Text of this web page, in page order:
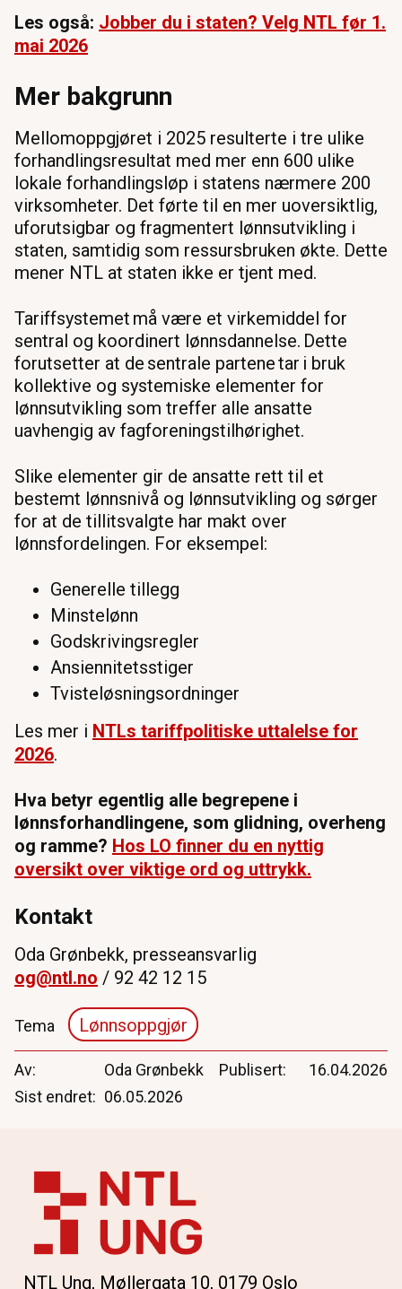
Les også: Jobber du i staten? Velg NTL før 1.
mai 2026
Mer bakgrunn
Mellomoppgjøret i 2025 resulterte i tre ulike
forhandlingsresultat med mer enn 600 ulike
lokale forhandlingsløp i statens nærmere 200
virksomheter. Det førte til en mer uoversiktlig,
uforutsigbar og fragmentert lønnsutvikling i
staten, samtidig som ressursbruken økte. Dette
mener NTL at staten ikke er tjent med.
Tariffsystemet må være et virkemiddel for
sentral og koordinert lønnsdannelse. Dette
forutsetter at de sentrale partene tar i bruk
kollektive og systemiske elementer for
lønnsutvikling som treffer alle ansatte
uavhengig av fagforeningstilhørighet.
Slike elementer gir de ansatte rett til et
bestemt lønnsnivå og lønnsutvikling og sørger
for at de tillitsvalgte har makt over
lønnsfordelingen. For eksempel:
Generelle tillegg
Minstelønn
Godskrivingsregler
Ansiennitetsstiger
Tvisteløsningsordninger
Les mer i NTLs tariffpolitiske uttalelse for
2026.
Hva betyr egentlig alle begrepene i
lønnsforhandlingene, som glidning, overheng
og ramme? Hos LO finner du en nyttig
oversikt over viktige ord og uttrykk.
Kontakt
Oda Grønbekk, presseansvarlig
og@ntl.no / 92 42 12 15
Tema Lønnsoppgjør
Av Oda Grønbekk Publisert
16.04.2026
Sist endret
06.05.2026
NTL Ung, Møllergata 10, 0179 Oslo